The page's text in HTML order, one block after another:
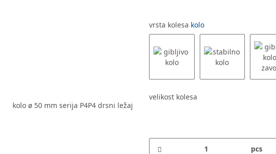
vrsta kolesa kolo
velikost kolesa
pcs